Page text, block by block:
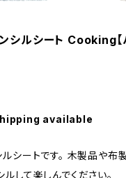
シルシート Cooking【
available
シートです。 木製品や布製
して楽しんでください。